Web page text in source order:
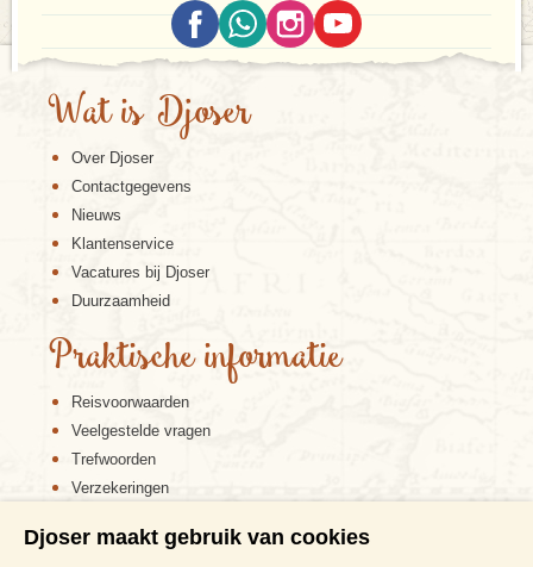
Wat is Djoser
Over Djoser
Contactgegevens
Nieuws
Klantenservice
Vacatures bij Djoser
Duurzaamheid
Praktische informatie
Reisvoorwaarden
Veelgestelde vragen
Trefwoorden
Verzekeringen
Disclaimer
Djoser maakt gebruik van cookies